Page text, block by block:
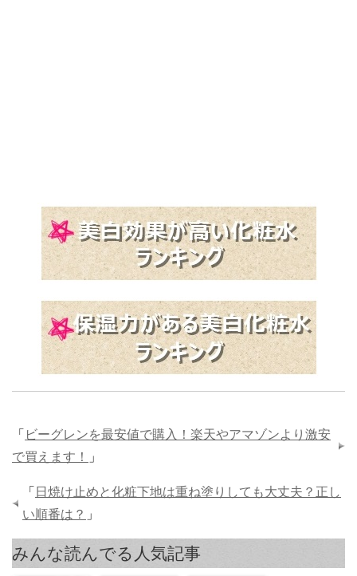
「 ビーグレンを最安値で購入！楽天やアマゾンより激安
で買えます！
」
「 日焼け止めと化粧下地は重ね塗りしても大丈夫？正し
い順番は？ 」
みんな読んでる人気記事